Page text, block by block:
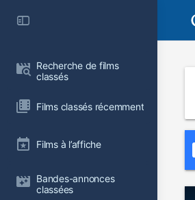
Recherche de films
classés
Films classés récemment
Films à l’affiche
Bandes-annonces
classées